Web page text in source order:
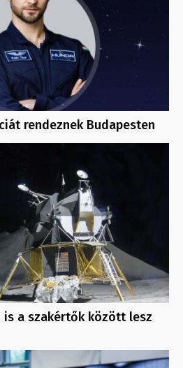
rendeznek Budapesten
is a szakértők között lesz